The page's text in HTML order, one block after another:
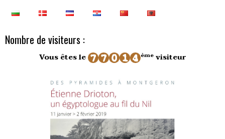
Nombre de visiteurs :
Vous êtes le èmevisiteur